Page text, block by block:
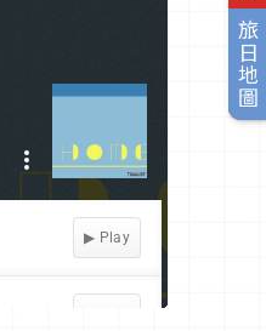
旅日地圖